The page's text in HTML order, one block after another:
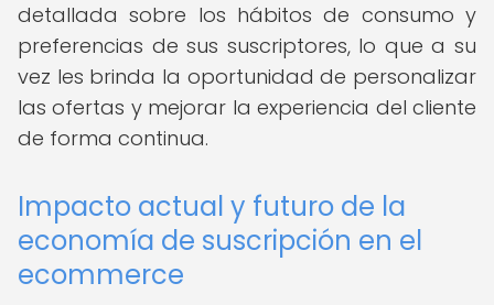
detallada sobre los hábitos de consumo y
preferencias de sus suscriptores, lo que a su
vez les brinda la oportunidad de personalizar
las ofertas y mejorar la experiencia del cliente
de forma continua.
Impacto actual y futuro de la
economía de suscripción en el
ecommerce